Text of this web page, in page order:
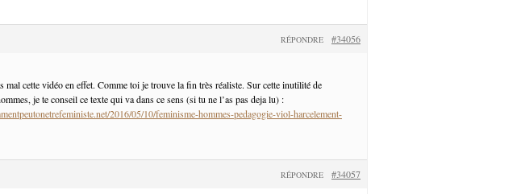
#34056
RÉPONDRE
mal cette vidéo en effet. Comme toi je trouve la fin très réaliste. Sur cette inutilité de
je te conseil ce texte qui va dans ce sens (si tu ne l’as pas deja lu) :
2016/05/10/feminisme-hommes-pedagogie-viol-harcelement-
#34057
RÉPONDRE